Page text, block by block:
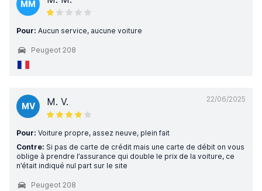
MM
Pour: Aucun service, aucune voiture
Peugeot 208
22/06/2025
MV M. V.
Pour: Voiture propre, assez neuve, plein fait
Contre: Si pas de carte de crédit mais une carte de débit on vous
oblige à prendre l’assurance qui double le prix de la voiture, ce
n’était indiqué nul part sur le site
Peugeot 208